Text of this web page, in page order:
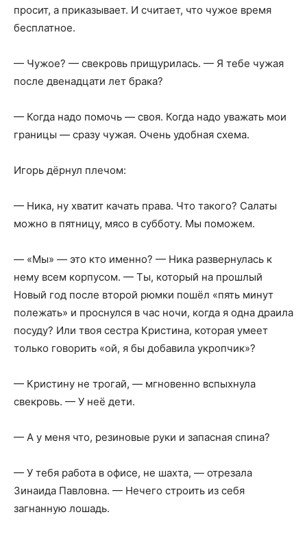
просит, а приказывает. И считает, что чужое время
бесплатное.
— Чужое? — свекровь прищурилась. — Я тебе чужая
после двенадцати лет брака?
— Когда надо помочь — своя. Когда надо уважать мои
границы — сразу чужая. Очень удобная схема.
Игорь дёрнул плечом:
— Ника, ну хватит качать права. Что такого? Салаты
можно в пятницу, мясо в субботу. Мы поможем.
— «Мы» — это кто именно? — Ника развернулась к
нему всем корпусом. — Ты, который на прошлый
Новый год после второй рюмки пошёл «пять минут
полежать» и проснулся в час ночи, когда я одна драила
посуду? Или твоя сестра Кристина, которая умеет
только говорить «ой, я бы добавила укропчик»?
— Кристину не трогай, — мгновенно вспыхнула
свекровь. — У неё дети.
— А у меня что, резиновые руки и запасная спина?
— У тебя работа в офисе, не шахта, — отрезала
Зинаида Павловна. — Нечего строить из себя
загнанную лошадь.